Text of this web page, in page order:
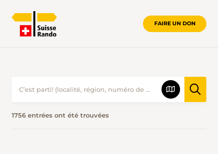
FAIRE UN DON
1756 entrées ont été trouvées